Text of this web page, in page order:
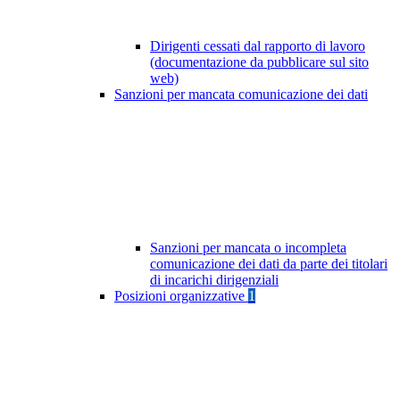
Dirigenti cessati dal rapporto di lavoro
(documentazione da pubblicare sul sito
web)
Sanzioni per mancata comunicazione dei dati
Sanzioni per mancata o incompleta
comunicazione dei dati da parte dei titolari
di incarichi dirigenziali
Posizioni organizzative 1